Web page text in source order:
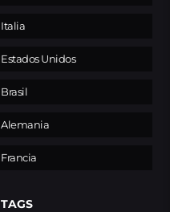
Italia
Estados Unidos
Brasil
Alemania
Francia
TAGS